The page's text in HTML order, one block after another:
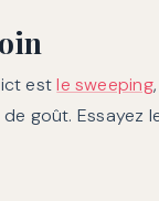
estle sweeping
goût. Essayez